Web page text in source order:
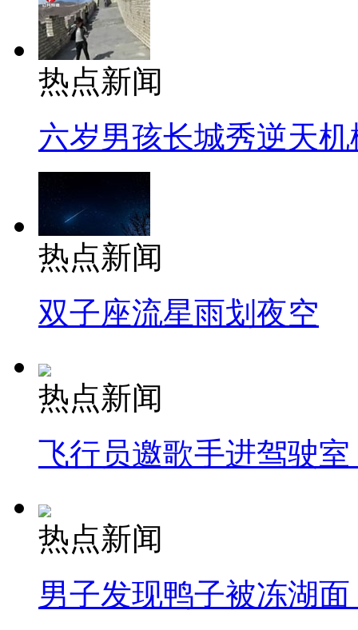
热点新闻
六岁男孩长城秀逆天机
热点新闻
双子座流星雨划夜空
热点新闻
飞行员邀歌手进驾驶
热点新闻
男子发现鸭子被冻湖